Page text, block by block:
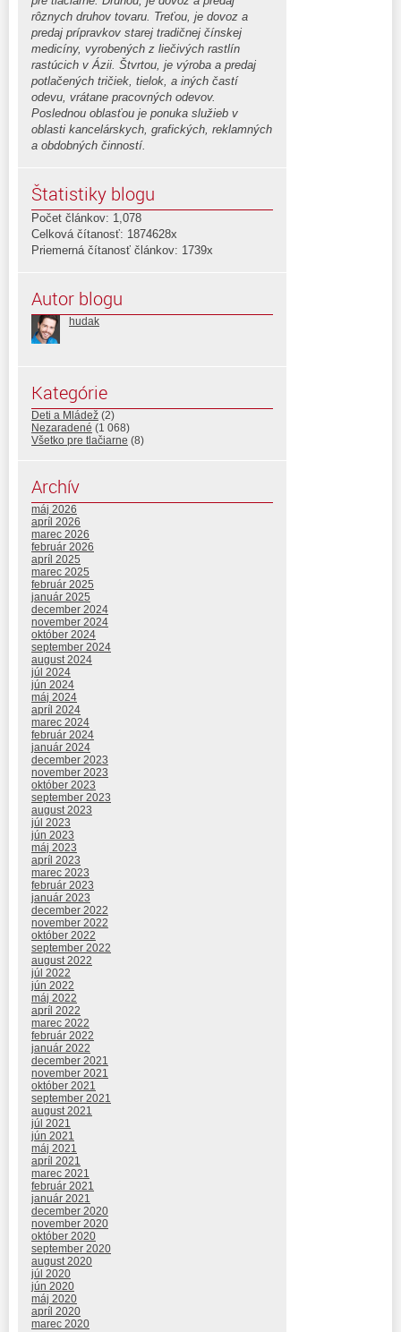
rôznych druhov tovaru. Treťou, je dovoz a
predaj prípravkov starej tradičnej čínskej
medicíny, vyrobených z liečivých rastlín
rastúcich v Ázii. Štvrtou, je výroba a predaj
potlačených tričiek, tielok, a iných častí
odevu, vrátane pracovných odevov.
Poslednou oblasťou je ponuka služieb v
oblasti kancelárskych, grafických, reklamných
a obdobných činností.
Štatistiky blogu
Počet článkov: 1,078
Celková čítanosť: 1874628x
Priemerná čítanosť článkov: 1739x
Autor blogu
hudak
Kategórie
Deti a Mládež (2)
Nezaradené (1 068)
Všetko pre tlačiarne (8)
Archív
máj 2026
apríl 2026
marec 2026
február 2026
apríl 2025
marec 2025
február 2025
január 2025
december 2024
november 2024
október 2024
september 2024
august 2024
júl 2024
jún 2024
máj 2024
apríl 2024
marec 2024
február 2024
január 2024
december 2023
november 2023
október 2023
september 2023
august 2023
júl 2023
jún 2023
máj 2023
apríl 2023
marec 2023
február 2023
január 2023
december 2022
november 2022
október 2022
september 2022
august 2022
júl 2022
jún 2022
máj 2022
apríl 2022
marec 2022
február 2022
január 2022
december 2021
november 2021
október 2021
september 2021
august 2021
júl 2021
jún 2021
máj 2021
apríl 2021
marec 2021
február 2021
január 2021
december 2020
november 2020
október 2020
september 2020
august 2020
júl 2020
jún 2020
máj 2020
apríl 2020
marec 2020